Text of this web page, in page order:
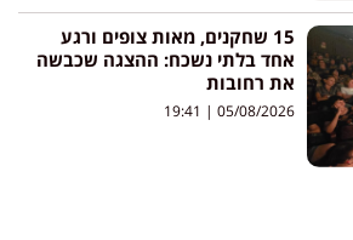
15 שחקנים, מאות צופים ורגע
אחד בלתי נשכח: ההצגה שכבשה
את רחובות
05/08/2026